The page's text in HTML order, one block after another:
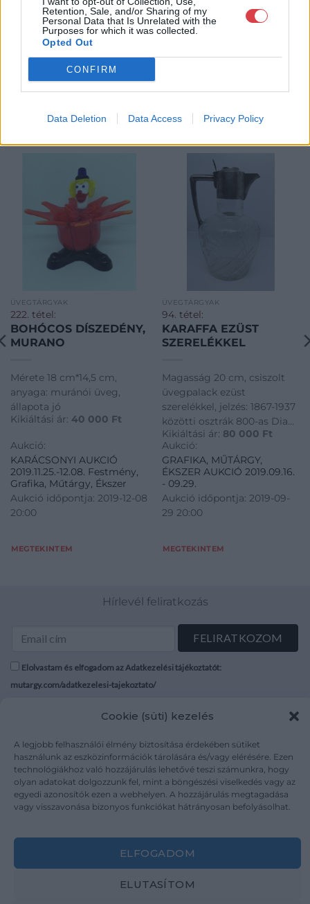
Retention, Sale, and/or Sharing of my
Personal Data that Is Unrelated with the
Purposes for which it was collected.
Opted Out
CONFIRM
Data Deletion Data Access Privacy Policy
Cookie (süti) kezelés
A legjobb felhasználói élmény biztosítása érdekében sütiket
használunk az eszközinformációk tárolására és/vagy elérésére. Ezen
technológiákhoz való hozzájárulás lehetővé teszi számunkra, hogy
olyan adatokat dolgozzunk fel, mint a böngészési viselkedés vagy az
egyedi azonosítók ezen a webhelyen. A hozzájárulás megtagadása
vagy visszavonása bizonyos funkciókat hátrányosan befolyásolhat.
ELFOGADOM
ELUTASÍTOM
GALÉRIA TOVÁBBI MŰTÁRGYAI
ÜVEGTÁRGYAK
222. tétel:
BOHÓCOS DÍSZEDÉNY,
MURANO
Mérete 18 cm*14,5 cm,
anyaga: muránói üveg,
állapota jó
Kikiáltási ár: 40 000 Ft
Aukció:
KARÁCSONYI AUKCIÓ
2019.11.25.-12.08. Festmény,
Grafika, Műtárgy, Ékszer
Aukció időpontja: 2019-12-08
20:00
MEGTEKINTEM
ÜVEGTÁRGYAK
94. tétel:
KARAFFA EZÜST
SZERELÉKKEL
Magasság 20 cm, csiszolt
üvegpalack ezüst
szerelékkel, jelzés: 1867-1937
közötti osztrák 800-as Diana
fej jelzéssel
Kikiáltási ár: 80 000 Ft
Aukció:
GRAFIKA, MŰTÁRGY,
ÉKSZER AUKCIÓ 2019.09.16.
- 09.29.
Aukció időpontja: 2019-09-
29 20:00
MEGTEKINTEM
Hírlevél feliratkozás
Elolvastam és elfogadom az Adatkezelési tájékoztatót:
mutargy.com/adatkezelesi-tajekoztato/
Karrier
Kapcsolat
Áraink
Adatvédelem
Impresszum